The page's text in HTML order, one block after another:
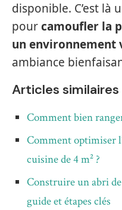
disponible. C’est là
pourcamoufler la
un environnement
ambiance
Articles similaires
Comment bien
Comment optimiser
cuisine de 4 m² ?
Construire un abri
guide et étapes clés